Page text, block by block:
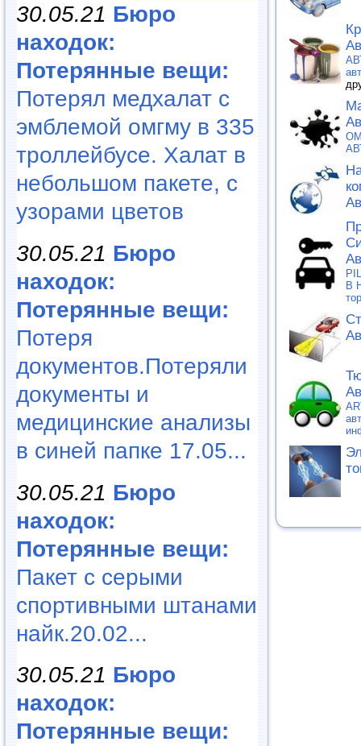
30.05.21 Бюро
находок:
Потерянные вещи:
Потерял медхалат с
эмблемой омгму в 335
троллейбусе. Халат в
небольшом пакете, с
узорами цветов
30.05.21 Бюро
находок:
Потерянные вещи:
Потеря
документов.Потеряли
документы и
медицинские анализы
в синей папке 17.05...
30.05.21 Бюро
находок:
Потерянные вещи:
Пакет с серыми
спортивными штанами
найк.20.02...
30.05.21 Бюро
находок:
Потерянные вещи:
В